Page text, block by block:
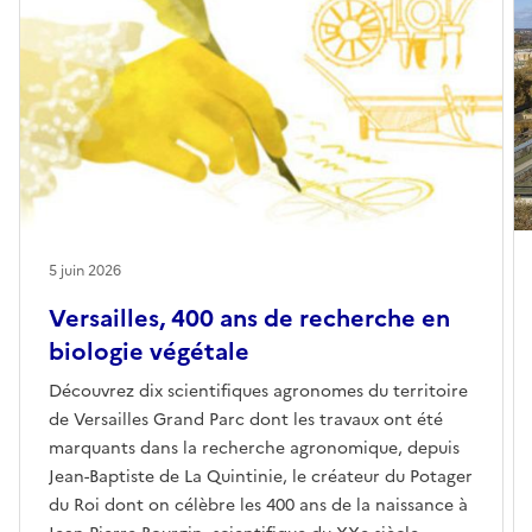
Versailles, 400 ans de recherche en
biologie végétale
Découvrez dix scientifiques agronomes du territoire
de Versailles Grand Parc dont les travaux ont été
marquants dans la recherche agronomique, depuis
Jean-Baptiste de La Quintinie, le créateur du Potager
du Roi dont on célèbre les 400 ans de la naissance à
5 juin 2026